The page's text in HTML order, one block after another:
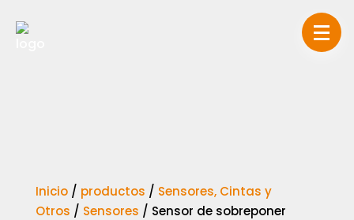
Inicio/ productos / Sensores, Cintas y
Otros / Sensores / Sensor de sobreponer